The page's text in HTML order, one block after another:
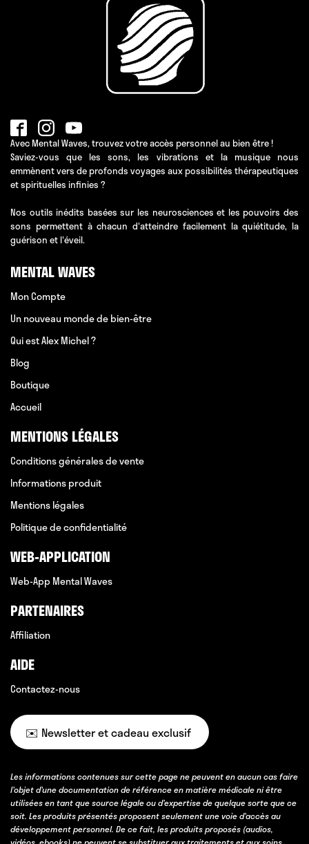
Avec Mental Waves, trouvez votre accès personnel au bien être !
Saviez-vous que les sons, les vibrations et la musique nous
emmènent vers de profonds voyages aux possibilités thérapeutiques
et spirituelles infinies ?
Nos outils inédits basées sur les neurosciences et les pouvoirs des
sons permettent à chacun d'atteindre facilement la quiétitude, la
guérison et l'éveil.
MENTAL WAVES
Mon Compte
Un nouveau monde de bien-être
Qui est Alex Michel ?
Blog
Boutique
Accueil
MENTIONS LÉGALES
Conditions générales de vente
Informations produit
Mentions légales
Politique de confidentialité
WEB-APPLICATION
Web-App Mental Waves
PARTENAIRES
Affiliation
AIDE
Contactez-nous
✉️ Newsletter et cadeau exclusif
Les informations contenues sur cette page ne peuvent en aucun cas faire
l’objet d’une documentation de référence en matière médicale ni être
utilisées en tant que source légale ou d’expertise de quelque sorte que ce
soit. Les produits présentés proposent seulement une voie d’accès au
développement personnel. De ce fait, les produits proposés (audios,